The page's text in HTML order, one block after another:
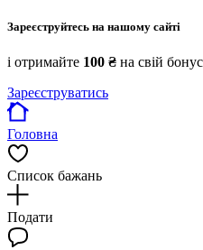
Зареєструйтесь на нашому сайті
і отримайте 100 ₴ на свій
Зареєструватись
Головна
Список бажань
Подати